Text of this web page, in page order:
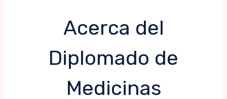
Acerca del
Diplomado de
Medicinas